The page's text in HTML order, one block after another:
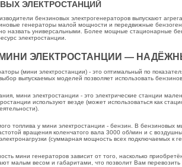
ЭЛЕКТРОСТАНЦИЙ
бензиновых электрогенераторов выпускают
генераторы малой мощности и передвижные
назвать универсальными. Более мощные стационарные
электростанции.
ЭЛЕКТРОСТАНЦИИ —
(мини электростанции) - это оптимальный по
выпускаемых моделей позволяет использовать
мини электростанции - это электрические станции
используют везде (может использоваться как
топлива у мини электростанции - бензин. В бензиновых
вращения коленчатого вала 3000 об/мин и с
(суммарная мощность всех подключаемых к
мини генераторов зависит от того, насколько
малым весом и габаритами, что позволит Вам